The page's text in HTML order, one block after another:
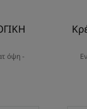
όψη -